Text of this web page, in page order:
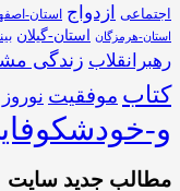
اجتماعی ازدواج استان-
استان-هرمزگان استان-گیلان
رهبرانقلاب زندگی
کتاب موفقیت نوروز
و-
مطالب جدید سایت